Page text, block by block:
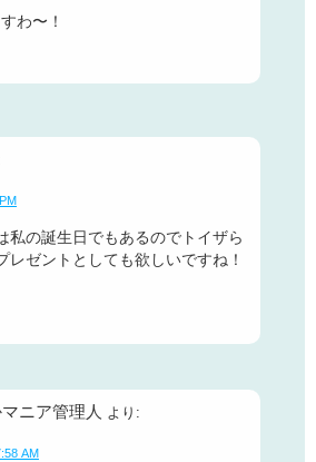
わ〜！
私の誕生日でもあるのでトイザら
レゼントとしても欲しいですね！
ニア管理人 より:
AM